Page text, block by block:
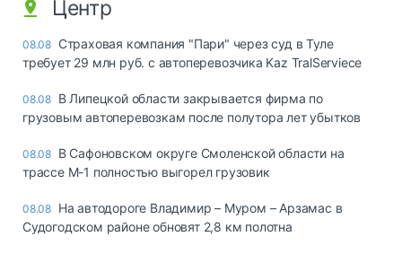
Центр
08.08 Страховая компания "Пари" через суд в Туле
требует 29 млн руб. с автоперевозчика Kaz TralServiece
08.08 В Липецкой области закрывается фирма по
грузовым автоперевозкам после полутора лет убытков
08.08 В Сафоновском округе Смоленской области на
трассе М-1 полностью выгорел грузовик
08.08 На автодороге Владимир – Муром – Арзамас в
Судогодском районе обновят 2,8 км полотна